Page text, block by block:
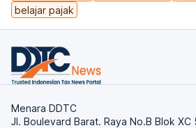
belajar pajak
Menara DDTC
Jl. Boulevard Barat. Raya No.B Blok XC